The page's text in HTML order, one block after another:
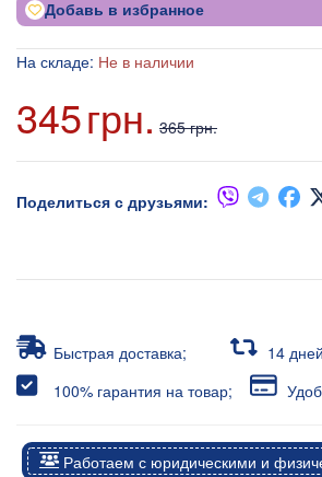
Добавь в избранное
На складе: Не в наличии
345грн. 365 грн.
Поделиться с друзьями:
Быстрая доставка;
14
100% гарантия на товар;
Работаем с юридическими и